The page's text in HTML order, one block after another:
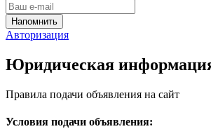
Авторизация
Юридическая
Правила подачи объявления на сайт
Условия подачи объявления: